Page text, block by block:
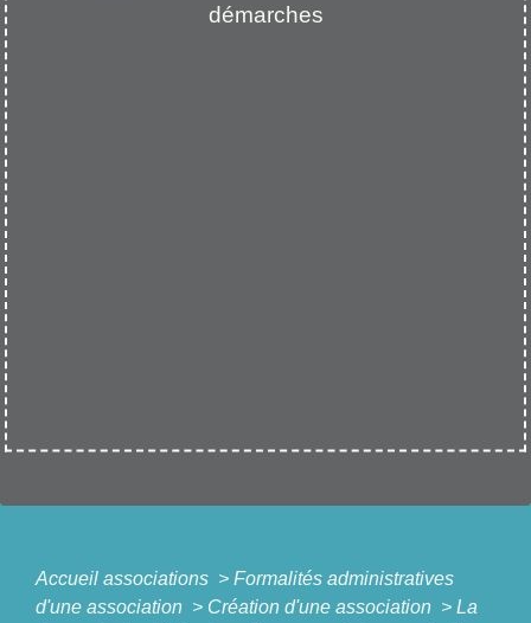
démarches
Accueil associations > Formalités administratives
d'une association > Création d'une association > La